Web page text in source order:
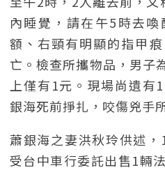
內睡覺，請在午5時去
額、右頸有明顯的指甲
亡。檢查所攜物品，男子
上僅有1元。現場尚遺有
銀海死前掙扎，咬傷兇手
蕭銀海之妻洪秋玲供述
受台中車行委託出售1輛